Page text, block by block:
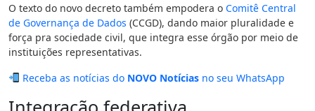
O texto do novo decreto também empodera o Comitê Central
de Governança de Dados (CCGD), dando maior pluralidade e
força pra sociedade civil, que integra esse órgão por meio de
instituições representativas.
Receba as notícias do NOVO Notíciasno seu WhatsApp